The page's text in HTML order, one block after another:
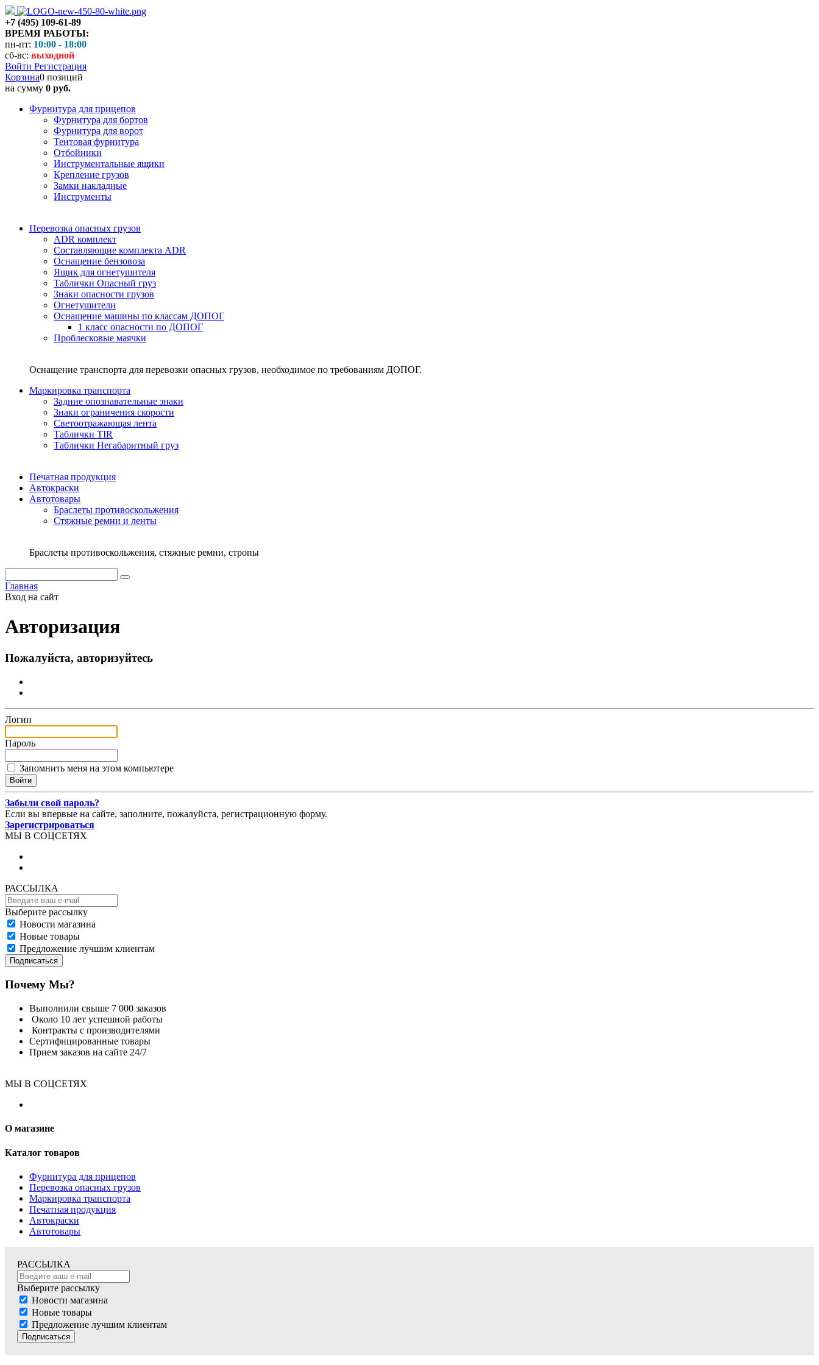
+7 (495) 109-61-89
ВРЕМЯ РАБОТЫ:
пн-пт: 10:00 - 18:00
сб-вс: выходной
Войти Регистрация
Корзина0 позиций
на сумму 0 руб.
Фурнитура для прицепов
Фурнитура для бортов
Фурнитура для ворот
Тентовая фурнитура
Отбойники
Инструментальные ящики
Крепление грузов
Замки накладные
Инструменты
Перевозка опасных грузов
ADR комплект
Составляющие комплекта ADR
Оснащение бензовоза
Ящик для огнетушителя
Таблички Опасный груз
Знаки опасности грузов
Огнетушители
Оснащение машины по классам ДОПОГ
1 класс опасности по ДОПОГ
Проблесковые маячки
Оснащение транспорта для перевозки опасных грузов, необходимое по требованиям ДОПОГ.
Маркировка транспорта
Задние опознавательные знаки
Знаки ограничения скорости
Светоотражающая лента
Таблички TIR
Таблички Негабаритный груз
Печатная продукция
Автокраски
Автотовары
Браслеты противоскольжения
Стяжныe ремни и ленты
Браслеты противоскольжения, стяжные ремни, стропы
Главная
Вход на сайт
Авторизация
Пожалуйста, авторизуйтесь
Логин
Пароль
Запомнить меня на этом компьютере
Забыли свой пароль?
Если вы впервые на сайте, заполните, пожалуйста, регистрационную форму.
Зарегистрироваться
МЫ В СОЦСЕТЯХ
РАССЫЛКА
Выберите рассылку
Новости магазина
Новые товары
Предложение лучшим клиентам
Подписаться
Почему Мы?
Выполнили свыше 7 000 заказов
Около 10 лет успешной работы
Контракты с производителями
Сертифицированные товары
Прием заказов на сайте 24/7
МЫ В СОЦСЕТЯХ
О магазине
Каталог товаров
Фурнитура для прицепов
Перевозка опасных грузов
Маркировка транспорта
Печатная продукция
Автокраски
Автотовары
РАССЫЛКА
Выберите рассылку
Новости магазина
Новые товары
Предложение лучшим клиентам
Подписаться